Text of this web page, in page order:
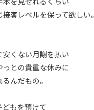
客レベルを保って欲しい。
安くない月謝を払い
との貴重な休みに
んだもの。
もを預けて